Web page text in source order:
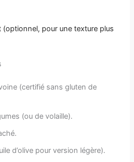
(optionnel, pour une texture plus
(certifié sans gluten de
(ou de volaille).
d’olive pour version légère).